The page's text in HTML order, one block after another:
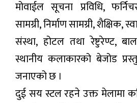
मोवाईल सूचना प्रविधि,
सामग्री, निर्माण सामग्री, शैक्षिक,
संस्था, होटल तथा रेष्टुरेण्ट, बाल
स्थानीय कलाकारको बेजोड
जनाएको छ ।
दुई सय स्टल रहने उक्त मेलामा